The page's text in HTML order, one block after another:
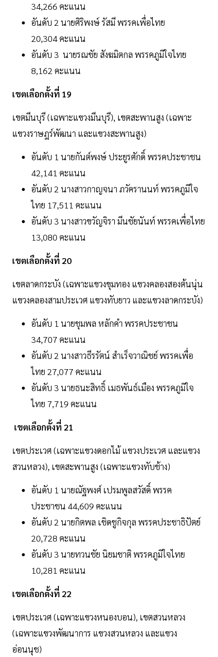
34,266 คะแนน
อันดับ 2 นายศิริพงษ์ รัสมี พรรคเพื่อไทย
20,304 คะแนน
อันดับ 3 นายรณชัย สังฆมิตกล พรรคภูมิใจไทย
8,162 คะแนน
เขตเลือกตั้งที่ 19
เขตมีนบุรี (เฉพาะแขวงมีนบุรี), เขตสะพานสูง (เฉพาะ
แขวงราษฎร์พัฒนา และแขวงสะพานสูง)
อันดับ 1 นายกันต์พงษ์ ประยูรศักดิ์ พรรคประชาชน
42,141 คะแนน
อันดับ 2 นางสาวกาญจนา ภวัครานนท์ พรรคภูมิใจ
ไทย 17,511 คะแนน
อันดับ 3 นางสาวขวัญจิรา มีนชัยนันท์ พรรคเพื่อไทย
13,080 คะแนน
เขตเลือกตั้งที่ 20
เขตลาดกระบัง (เฉพาะแขวงขุมทอง แขวงคลองสองต้นนุ่น
แขวงคลองสามประเวศ แขวงทับยาว และแขวงลาดกระบัง)
อันดับ 1 นายชุมพล หลักคำ พรรคประชาชน
34,707 คะแนน
อันดับ 2 นางสาวธีรรัตน์ สำเร็จวาณิชย์ พรรคเพื่อ
ไทย 27,077 คะแนน
อันดับ 3 นายธนะสิทธิ์ เมธพันธ์เมือง พรรคภูมิใจ
ไทย 7,719 คะแนน
เขตเลือกตั้งที่ 21
เขตประเวศ (เฉพาะแขวงดอกไม้ แขวงประเวศ และแขวง
สวนหลวง), เขตสะพานสูง (เฉพาะแขวงทับช้าง)
อันดับ 1 นายณัฐพงศ์ เปรมพูลสวัสดิ์ พรรค
ประชาชน 44,609 คะแนน
อันดับ 2 นายกิตพล เชิดชูกิจกุล พรรคประชาธิปัตย์
20,728 คะแนน
อันดับ 3 นายทวนชัย นิยมชาติ พรรคภูมิใจไทย
10,281 คะแนน
เขตเลือกตั้งที่ 22
เขตประเวศ (เฉพาะแขวงหนองบอน), เขตสวนหลวง
(เฉพาะแขวงพัฒนาการ แขวงสวนหลวง และแขวง
อ่อนนุช)